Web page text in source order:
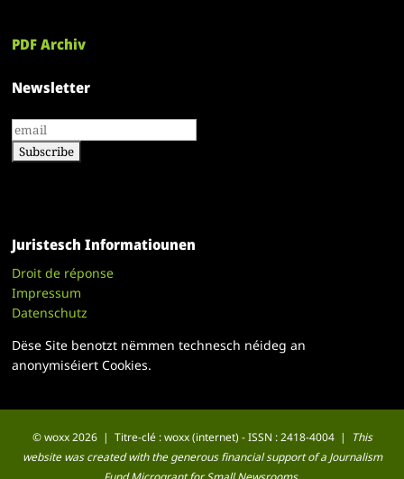
PDF Archiv
Newsletter
Juristesch Informatiounen
Droit de réponse
Impressum
Datenschutz
Dëse Site benotzt nëmmen technesch néideg an
anonymiséiert Cookies.
© woxx 2026 | Titre-clé : woxx (internet) - ISSN : 2418-4004 |
This
website was created with the generous financial support of a Journalism